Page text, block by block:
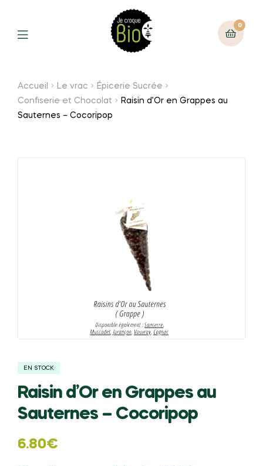
0
Accueil Le vrac
Épicerie Sucrée
Confiserie et Chocolat
Raisin d’Or en Grappes au
Sauternes – Cocoripop
EN STOCK
Raisin d’Or en Grappes au
Sauternes – Cocoripop
6.80€